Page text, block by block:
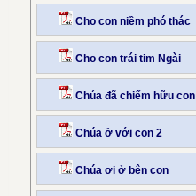
Cho con niềm phó thác
Cho con trái tim Ngài
Chúa đã chiếm hữu con
Chúa ở với con 2
Chúa ơi ở bên con